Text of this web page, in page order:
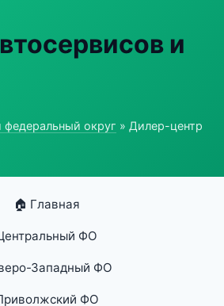
и
федеральный округ » Дилер-центр
🏠 Главная
ФО
Западный ФО
ФО